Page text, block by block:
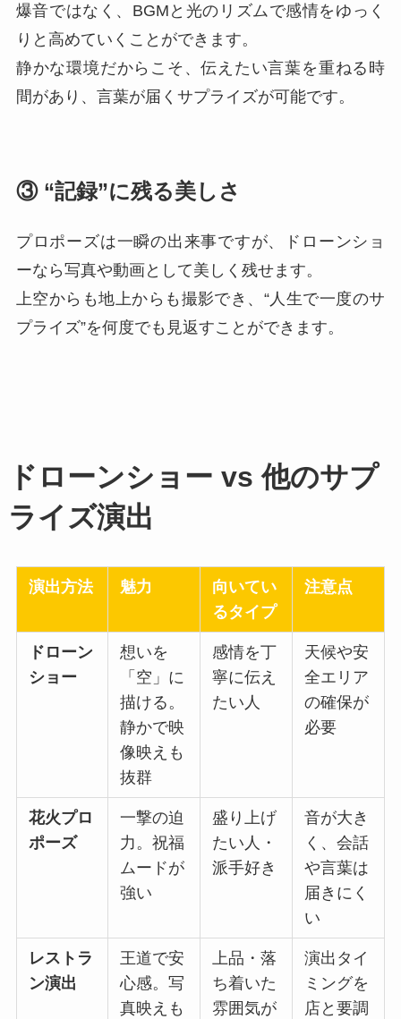
爆音ではなく、BGMと光のリズムで感情をゆっく
りと高めていくことができます。
静かな環境だからこそ、伝えたい言葉を重ねる時
間があり、言葉が届くサプライズが可能です。
③ “記録”に残る美しさ
プロポーズは一瞬の出来事ですが、ドローンショ
ーなら写真や動画として美しく残せます。
上空からも地上からも撮影でき、“人生で一度のサ
プライズ”を何度でも見返すことができます。
ドローンショー vs 他のサプ
ライズ演出
演出方法 魅力
向いてい
るタイプ
注意点
ドローン
ショー
想いを
「空」に
描ける。
静かで映
像映えも
抜群
感情を丁
寧に伝え
たい人
天候や安
全エリア
の確保が
必要
花火プロ
ポーズ
一撃の迫
力。祝福
ムードが
強い
盛り上げ
たい人・
派手好き
音が大き
く、会話
や言葉は
届きにく
い
レストラ
ン演出
王道で安
心感。写
真映えも
上品・落
ち着いた
雰囲気が
演出タイ
ミングを
店と要調